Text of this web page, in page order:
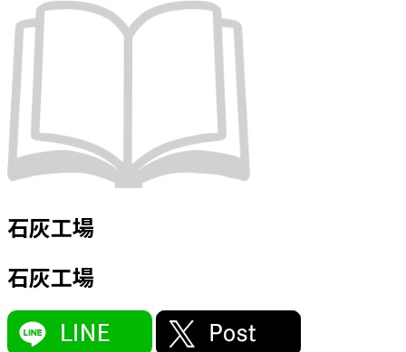
石灰工場
石灰工場